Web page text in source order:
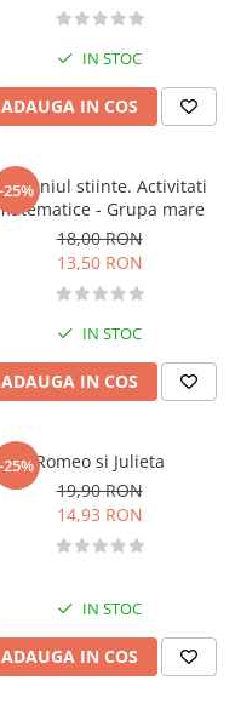
IN STOC
ADAUGA IN COS
-25%
stiinte. Activitati
- Grupa mare
18,00 RON
13,50 RON
IN STOC
ADAUGA IN COS
-25%Romeo si Julieta
19,90 RON
14,93 RON
IN STOC
ADAUGA IN COS